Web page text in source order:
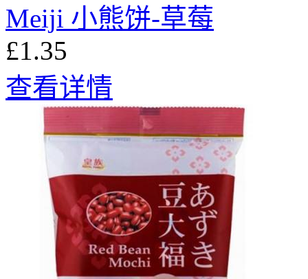
Meiji 小熊饼-草莓
£1.35
查看详情